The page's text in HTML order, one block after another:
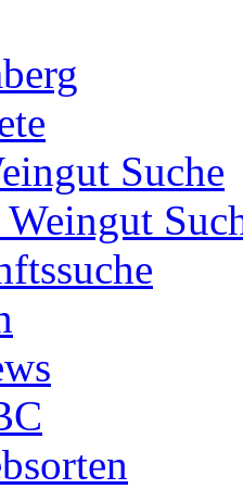
Suche